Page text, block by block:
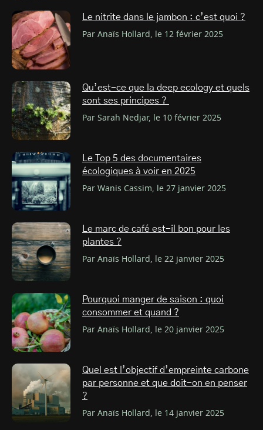
Le nitrite dans le jambon : c’est quoi ?
Par Anaïs Hollard, le 12 février 2025
Qu’est-ce que la deep ecology et quels
sont ses principes ?
Par Sarah Nedjar, le 10 février 2025
Le Top 5 des documentaires
écologiques à voir en 2025
Par Wanis Cassim, le 27 janvier 2025
Le marc de café est-il bon pour les
plantes ?
Par Anaïs Hollard, le 22 janvier 2025
Pourquoi manger de saison : quoi
consommer et quand ?
Par Anaïs Hollard, le 20 janvier 2025
Quel est l’objectif d’empreinte carbone
par personne et que doit-on en penser
?
Par Anaïs Hollard, le 14 janvier 2025